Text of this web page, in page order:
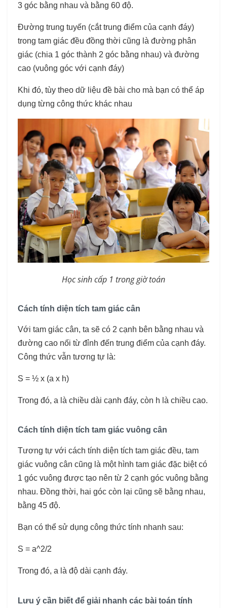
3 góc bằng nhau và bằng 60 độ.
Đường trung tuyến (cắt trung điểm của cạnh đáy)
trong tam giác đều đồng thời cũng là đường phân
giác (chia 1 góc thành 2 góc bằng nhau) và đường
cao (vuông góc với cạnh đáy)
Khi đó, tùy theo dữ liệu đề bài cho mà bạn có thể áp
dụng từng công thức khác nhau
Học sinh cấp 1 trong giờ toán
Cách tính diện tích tam giác cân
Với tam giác cân, ta sẽ có 2 cạnh bên bằng nhau và
đường cao nối từ đỉnh đến trung điểm của cạnh đáy.
Công thức vẫn tương tự là:
S = ½ x (a x h)
Trong đó, a là chiều dài cạnh đáy, còn h là chiều cao.
Cách tính diện tích tam giác vuông cân
Tương tự với cách tính diện tích tam giác đều, tam
giác vuông cân cũng là một hình tam giác đặc biệt có
1 góc vuông được tạo nên từ 2 cạnh góc vuông bằng
nhau. Đồng thời, hai góc còn lại cũng sẽ bằng nhau,
bằng 45 độ.
Bạn có thể sử dụng công thức tính nhanh sau:
S = a^2/2
Trong đó, a là độ dài cạnh đáy.
Lưu ý cần biết để giải nhanh các bài toán tính